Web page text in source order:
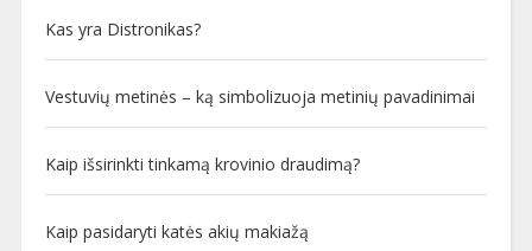
Kas yra Distronikas?
Vestuvių metinės – ką simbolizuoja metinių pavadinimai
Kaip išsirinkti tinkamą krovinio draudimą?
Kaip pasidaryti katės akių makiažą